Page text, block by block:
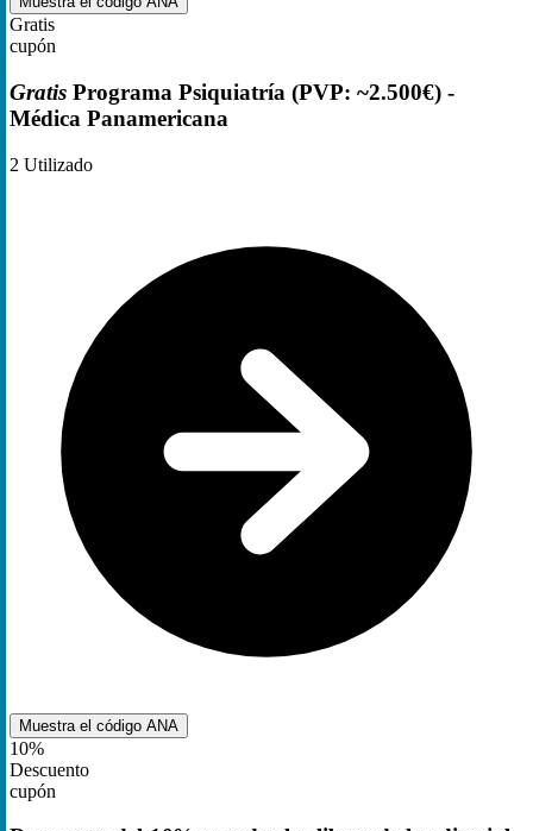
Gratis
cupón
Gratis Programa Psiquiatría (PVP: ~2.500€) -
Médica Panamericana
2 Utilizado
Muestra el código ANA
10%
Descuento
cupón